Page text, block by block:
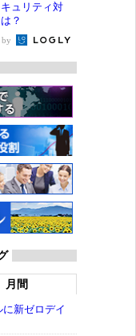
ュリティ対
？
by
月間
新ゼロデイ